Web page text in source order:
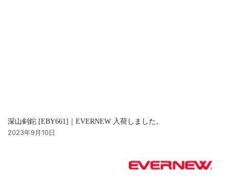
深山剣鉈 [EBY661]｜EVERNEW 入荷しました。
2023年9月10日